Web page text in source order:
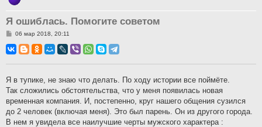
Я ошиблась. Помогите советом
С
о
б
и
е
06 мар 2018, 20:11
Я в тупике, не знаю что делать. По ходу истории все поймёте.
Так сложились обстоятельства, что у меня появилась новая
временная компания. И, постепенно, круг нашего общения сузился
до 2 человек (включая меня). Это был парень. Он из другого города.
В нем я увидела все наилучшие черты мужского характера :